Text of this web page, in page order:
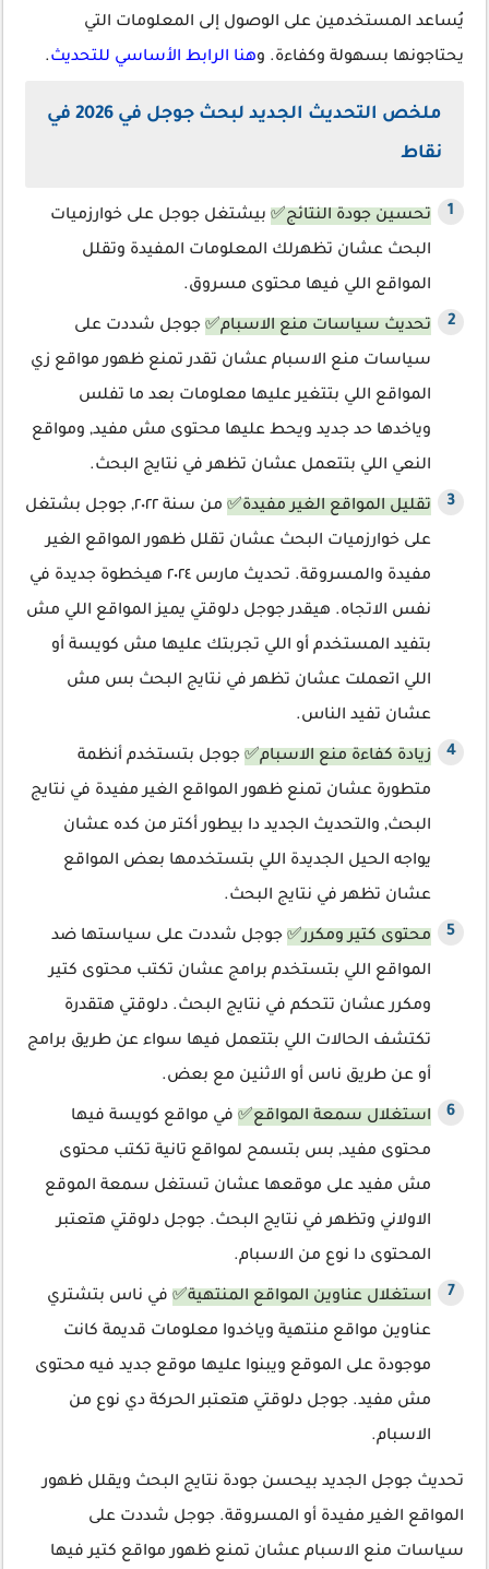
يُساعد المستخدمين على الوصول إلى المعلومات التي
يحتاجونها بسهولة وكفاءة. وهنا الرابط الأساسي للتحديث.
ملخص التحديث الجديد لبحث جوجل في 2026 في
نقاط
تحسين جودة النتائج✅ بيشتغل جوجل على خوارزميات
البحث عشان تظهرلك المعلومات المفيدة وتقلل
المواقع اللي فيها محتوى مسروق.
تحديث سياسات منع الاسبام✅ جوجل شددت على
سياسات منع الاسبام عشان تقدر تمنع ظهور مواقع زي
المواقع اللي بتتغير عليها معلومات بعد ما تفلس
وياخدها حد جديد ويحط عليها محتوى مش مفيد, ومواقع
النعي اللي بتتعمل عشان تظهر في نتايج البحث.
تقليل المواقع الغير مفيدة✅
من سنة ٢٠٢٢, جوجل بشتغل
على خوارزميات البحث عشان تقلل ظهور المواقع الغير
مفيدة والمسروقة. تحديث مارس ٢٠٢٤ هيخطوة جديدة في
نفس الاتجاه. هيقدر جوجل دلوقتي يميز المواقع اللي مش
بتفيد المستخدم أو اللي تجربتك عليها مش كويسة أو
اللي اتعملت عشان تظهر في نتايج البحث بس مش
عشان تفيد الناس.
زيادة كفاءة منع الاسبام✅ جوجل بتستخدم أنظمة
متطورة عشان تمنع ظهور المواقع الغير مفيدة في نتايج
البحث, والتحديث الجديد دا بيطور أكتر من كده عشان
يواجه الحيل الجديدة اللي بتستخدمها بعض المواقع
عشان تظهر في نتايج البحث.
محتوى كتير ومكرر✅ جوجل شددت على سياستها ضد
المواقع اللي بتستخدم برامج عشان تكتب محتوى كتير
ومكرر عشان تتحكم في نتايج البحث. دلوقتي هتقدرة
تكتشف الحالات اللي بتتعمل فيها سواء عن طريق برامج
أو عن طريق ناس أو الاثنين مع بعض.
استغلال سمعة المواقع✅ في مواقع كويسة فيها
محتوى مفيد, بس بتسمح لمواقع تانية تكتب محتوى
مش مفيد على موقعها عشان تستغل سمعة الموقع
الاولاني وتظهر في نتايج البحث. جوجل دلوقتي هتعتبر
المحتوى دا نوع من الاسبام.
استغلال عناوين المواقع المنتهية✅ في ناس بتشتري
عناوين مواقع منتهية وياخدوا معلومات قديمة كانت
موجودة على الموقع ويبنوا عليها موقع جديد فيه محتوى
مش مفيد. جوجل دلوقتي هتعتبر الحركة دي نوع من
الاسبام.
تحديث جوجل الجديد بيحسن جودة نتايج البحث ويقلل ظهور
المواقع الغير مفيدة أو المسروقة. جوجل شددت على
سياسات منع الاسبام عشان تمنع ظهور مواقع كتير فيها